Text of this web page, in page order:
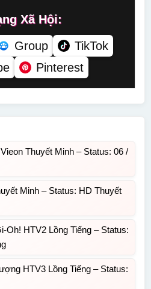
Xã Hội:
Group
TikTok
Pinterest
Thuyết Minh – Status: 06 /
Minh – Status: HD Thuyết
Oh! HTV2 Lồng Tiếng – Status:
HTV3 Lồng Tiếng – Status: